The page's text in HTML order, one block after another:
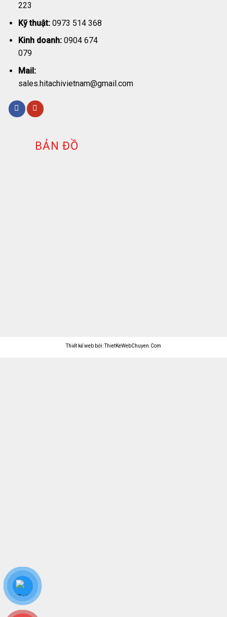
223
Kỹ thuật:0973 514 368
Kinh doanh:0904 674
079
Mail:
sales.hitachivietnam@gmail.com
BẢN ĐỒ
Thiết kế web bởi: ThietKeWebChuyen.Com